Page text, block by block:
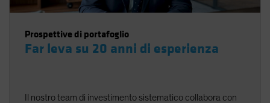
Prospettive di portafoglio
Far leva su 20 anni di esperienza
Il nostro team di investimento sistematico collabora con